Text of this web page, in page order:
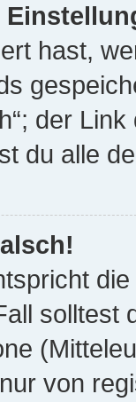
hast,
der
du alle
solltest
von